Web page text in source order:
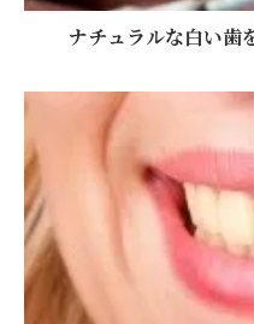
ナチュラルな白い歯